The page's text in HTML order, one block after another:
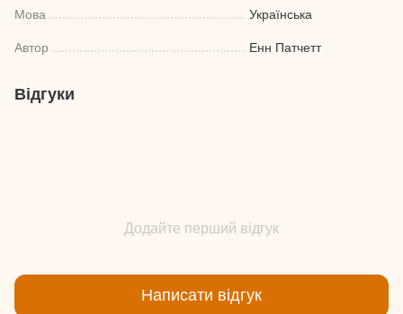
Мова Українська
Автор Енн Патчетт
Відгуки
Додайте перший відгук
Написати відгук